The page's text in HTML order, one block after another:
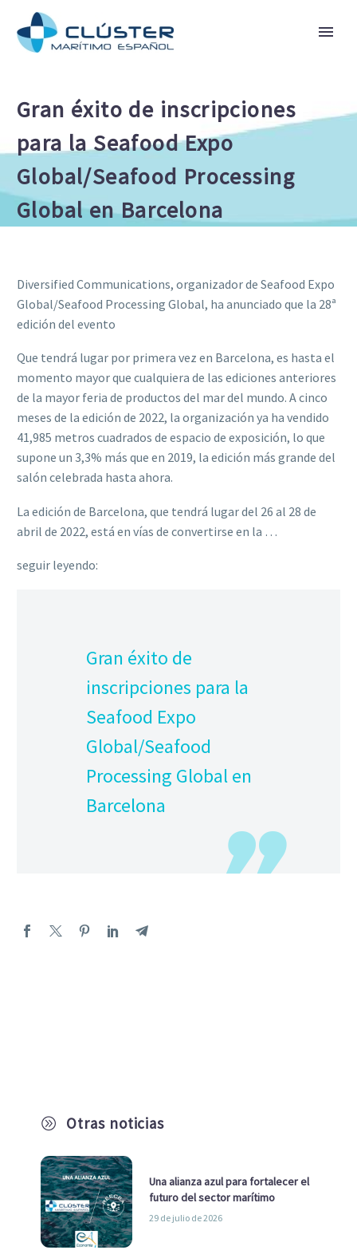
Gran éxito de inscripciones
para la Seafood Expo
Global/Seafood Processing
Global en Barcelona
A Otras noticias
Una alianza azul para fortalecer el
futuro del sector marítimo
29 de julio de 2026
Diversified Communications, organizador de Seafood Expo
Global/Seafood Processing Global, ha anunciado que la 28ª
edición del evento
Que tendrá lugar por primera vez en Barcelona, es hasta el
momento mayor que cualquiera de las ediciones anteriores
de la mayor feria de productos del mar del mundo. A cinco
meses de la edición de 2022, la organización ya ha vendido
41,985 metros cuadrados de espacio de exposición, lo que
supone un 3,3% más que en 2019, la edición más grande del
salón celebrada hasta ahora.
La edición de Barcelona, que tendrá lugar del 26 al 28 de
abril de 2022, está en vías de convertirse en la …
seguir leyendo:
Gran éxito de
inscripciones para la
Seafood Expo
Global/Seafood
Processing Global en
Barcelona